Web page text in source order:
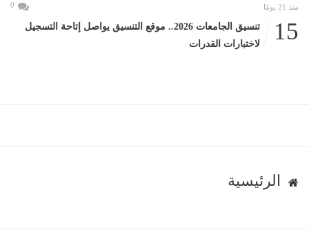
منذ 21 يومًا 0
15
تنسيق الجامعات 2026.. موقع التنسيق يواصل إتاحة التسجيل
لاختبارات القدرات
الرئيسية